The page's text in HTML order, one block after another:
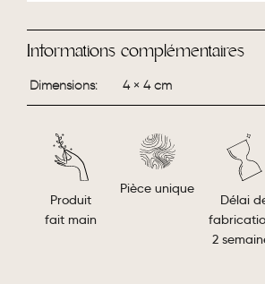
Informations complémentaires
Dimensions 4 × 4 cm
Produit
fait main
Pièce unique
Délai
2